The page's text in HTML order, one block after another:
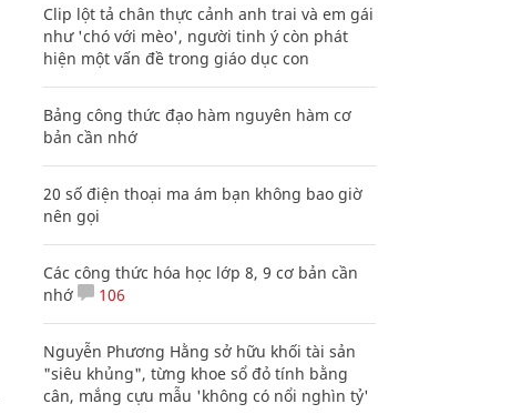
Clip lột tả chân thực cảnh anh trai và em gái
như 'chó với mèo', người tinh ý còn phát
hiện một vấn đề trong giáo dục con
Bảng công thức đạo hàm nguyên hàm cơ
bản cần nhớ
20 số điện thoại ma ám bạn không bao giờ
nên gọi
Các công thức hóa học lớp 8, 9 cơ bản cần
nhớ
106
Nguyễn Phương Hằng sở hữu khối tài sản
"siêu khủng", từng khoe sổ đỏ tính bằng
cân, mắng cựu mẫu 'không có nổi nghìn tỷ'